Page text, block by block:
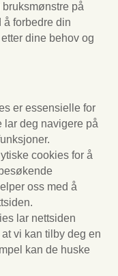
på
å forbedre din
dine behov og
er essensielle for
lar deg navigere på
cookies for å
oss med å
lar nettsiden
vi kan tilby deg en
kan de huske